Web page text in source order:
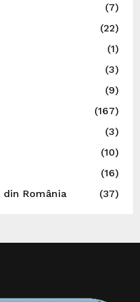
(7)
(22)
(1)
(3)
(9)
(167)
(3)
(10)
(16)
România
(37)